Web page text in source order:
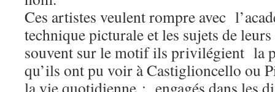
Ces artistes veulent rompre avec
technique picturale et les sujets de
souvent sur le motif ils privilégient la
qu’ils ont pu voir à Castiglioncello ou
la vie quotidienne ; engagés dans les